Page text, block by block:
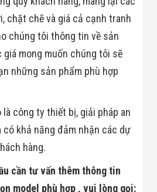
chặt chẽ và giá cả cạnh tranh
chúng tôi thông tin về sản
giá mong muốn chúng tôi sẽ
những sản phẩm phù hợp
là công ty thiết bị, giải pháp an
có khả năng đảm nhận các dự
hàng.
cần tư vấn thêm thông tin
model phù hợp , vui lòng gọi: